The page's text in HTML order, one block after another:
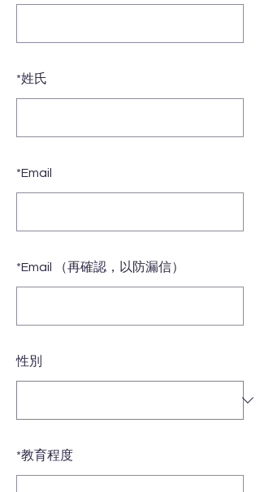
*姓氏
*Email
*Email （再確認，以防漏信）
性別
*教育程度